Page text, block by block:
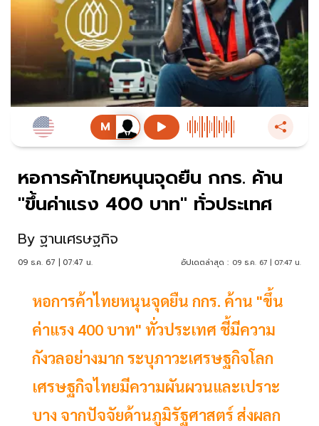
หอการค้าไทยหนุนจุดยืน กกร. ค้าน
"ขึ้นค่าแรง 400 บาท" ทั่วประเทศ
By ฐานเศรษฐกิจ
09 ธ.ค. 67 | 07:47 น. อัปเดตล่าสุด : 09 ธ.ค. 67 | 07:47 น.
หอการค้าไทยหนุนจุดยืน กกร. ค้าน "ขึ้น
ค่าแรง 400 บาท" ทั่วประเทศ ชี้มีความ
กังวลอย่างมาก ระบุภาวะเศรษฐกิจโลก
เศรษฐกิจไทยมีความผันผวนและเปราะ
บาง จากปัจจัยด้านภูมิรัฐศาสตร์ ส่งผลก